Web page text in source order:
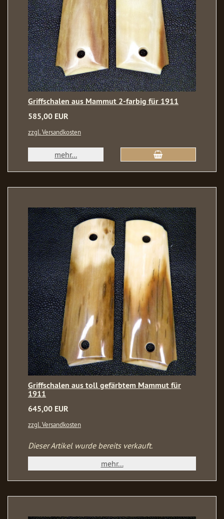
Griffschalen aus Mammut 2-farbig für 1911
585,00 EUR
zzgl. Versandkosten
mehr...
Griffschalen aus toll gefärbtem Mammut für
1911
645,00 EUR
zzgl. Versandkosten
Dieser Artikel wurde bereits verkauft.
mehr...